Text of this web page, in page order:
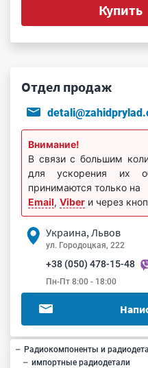
Купить
Отдел продаж
Внимание!
В связи с большим
для ускорения их
принимаются только на
Email, Viber и через
Украина, Львов
ул. Городоцкая, 222
+38 (050) 478-15-48
Пн-Пт 8:00 - 18:00
Радиокомпоненты и
импортные радиодетали